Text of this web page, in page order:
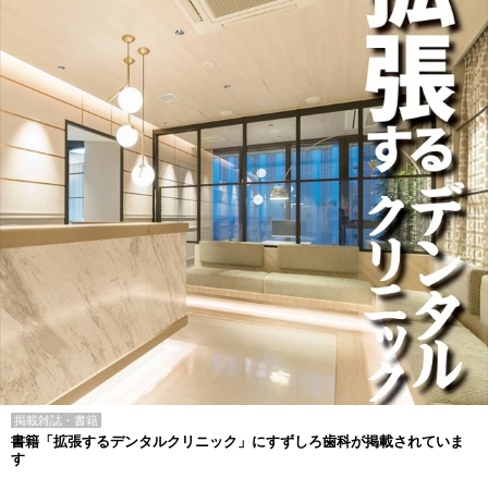
掲載雑誌・書籍
書籍「拡張するデンタルクリニック」にすずしろ歯科が掲載されていま
す